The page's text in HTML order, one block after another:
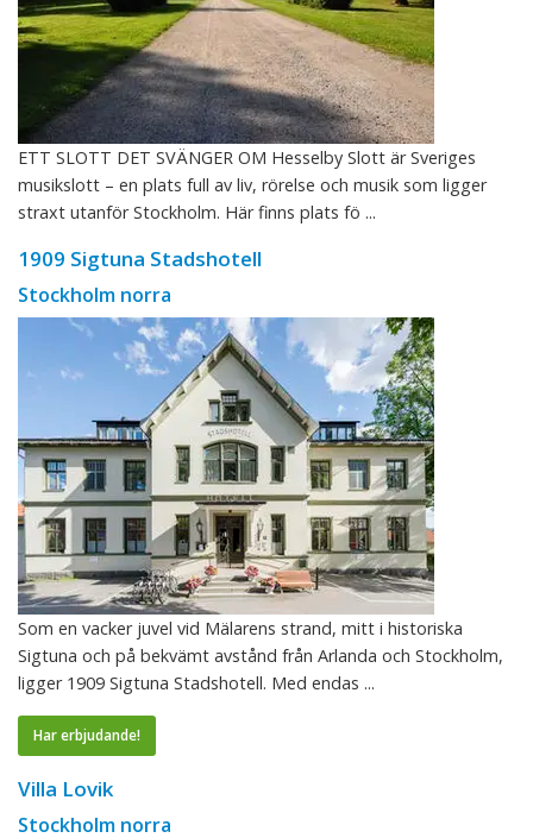
ETT SLOTT DET SVÄNGER OM Hesselby Slott är Sveriges
musikslott – en plats full av liv, rörelse och musik som ligger
straxt utanför Stockholm. Här finns plats fö ...
1909 Sigtuna Stadshotell
Stockholm norra
Som en vacker juvel vid Mälarens strand, mitt i historiska
Sigtuna och på bekvämt avstånd från Arlanda och Stockholm,
ligger 1909 Sigtuna Stadshotell. Med endas ...
Har erbjudande!
Villa Lovik
Stockholm norra